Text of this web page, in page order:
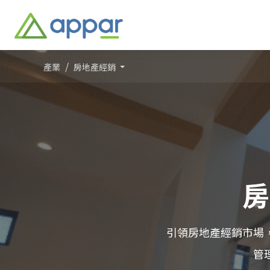
產業 房地產經銷
引領房地產經銷市場
管